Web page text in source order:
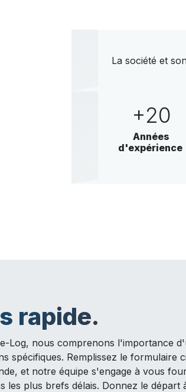
La société et
+20
Années
d'expérience
rapide.
Log, nous comprenons l'importance
spécifiques. Remplissez le formulaire
et notre équipe s'engage à vous
les plus brefs délais. Donnez le départ